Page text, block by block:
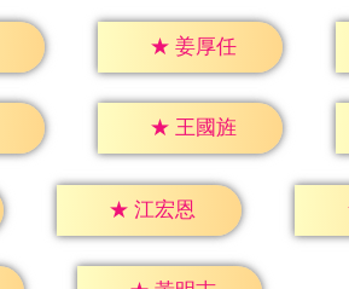
★ 姜厚任
★ 王國旌
★ 江宏恩